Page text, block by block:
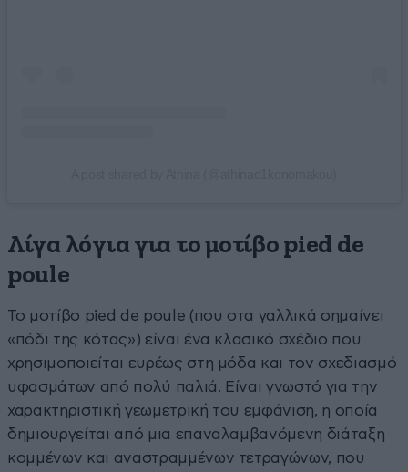
Λίγα λόγια για το μοτίβο pied de
poule
Το μοτίβο pied de poule (που στα γαλλικά σημαίνει
«πόδι της κότας») είναι ένα κλασικό σχέδιο που
χρησιμοποιείται ευρέως στη μόδα και τον σχεδιασμό
υφασμάτων από πολύ παλιά. Είναι γνωστό για την
χαρακτηριστική γεωμετρική του εμφάνιση, η οποία
δημιουργείται από μια επαναλαμβανόμενη διάταξη
κομμένων και αναστραμμένων τετραγώνων, που